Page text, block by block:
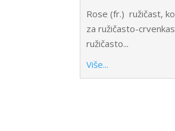
Rose (fr.) ružičast,
za ružičasto-
ružičasto...
Više...